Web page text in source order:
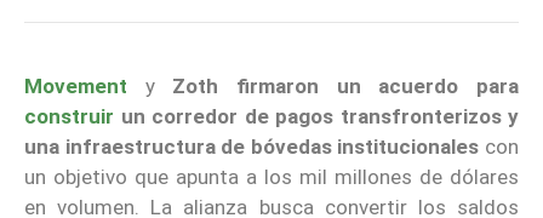
Movement y Zoth
firmaron un acuerdo para
construir un corredor de pagos transfronterizos y
una infraestructura de bóvedas institucionales con
un objetivo que apunta a los mil millones de dólares
en volumen. La alianza busca convertir los saldos